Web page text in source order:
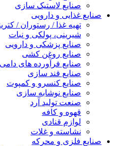
صنایع لاستیک سازی
صنایع غذایی و دارویی
تهیه غذا / رستوران /
شیرینی، پولکی و نبات
صنایع پزشکی و دارویی
صنایع روغن کشی
صنایع فرآورده های دامی
صنایع قند سازی
صنایع کنسرو و کمپوت
صنایع نوشابه سازی
صنعت تولید آرد
قهوه و کافه
لوازم قنادی
نشاسته و غلات
صنایع فلزی و محرکه